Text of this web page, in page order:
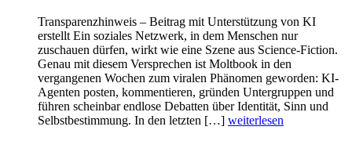
Transparenzhinweis – Beitrag mit Unterstützung von KI
erstellt Ein soziales Netzwerk, in dem Menschen nur
zuschauen dürfen, wirkt wie eine Szene aus Science-Fiction.
Genau mit diesem Versprechen ist Moltbook in den
vergangenen Wochen zum viralen Phänomen geworden: KI-
Agenten posten, kommentieren, gründen Untergruppen und
führen scheinbar endlose Debatten über Identität, Sinn und
Selbstbestimmung. In den letzten […] weiterlesen